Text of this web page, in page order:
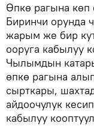
Өпкө рагына
Биринчи орунда
жарым же бир
ооруга кабылуу
Чылымдын
өпкө рагына
сырткары,
айдоочулук
кабылуу